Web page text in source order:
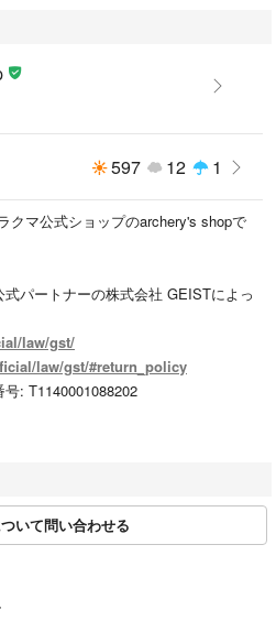
実物と異なった色合いに見える場合が
盆）は発送しておりません。（翌営業
す。）
ておりますが、複数のショッピングサイ
上、お品がご用意できない場合がござい
キャンセルとさせていただいておりま
品をもっと見る】をクリックで他のア
597 12 1
クマ公式ショップのarchery's shopで
パートナーの株式会社 GEISTによっ
law/gst/
law/gst/#return_policy
: T1140001088202
いて問い合わせる